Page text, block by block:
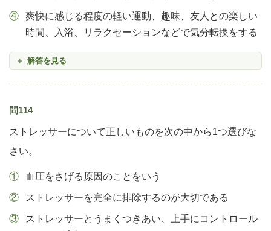
爽快に感じる程度の軽い運動、趣味、友人との楽しい
時間、入浴、リラクセーションなどで気分転換をする
解答を見る
問114
ストレッサーについて正しいものを次の中から1つ選びな
さい。
血圧をさげる原因のことをいう
ストレッサーを完全に排除するのが大切である
ストレッサーとうまくつきあい、上手にコントロール